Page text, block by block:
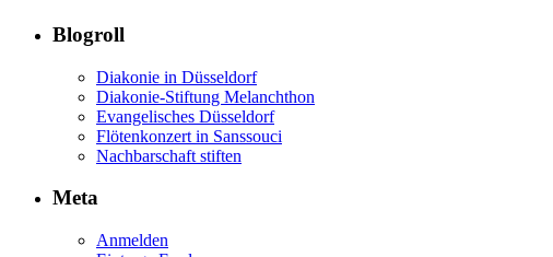
Blogroll
Diakonie in Düsseldorf
Diakonie-Stiftung Melanchthon
Evangelisches Düsseldorf
Flötenkonzert in Sanssouci
Nachbarschaft stiften
Meta
Anmelden